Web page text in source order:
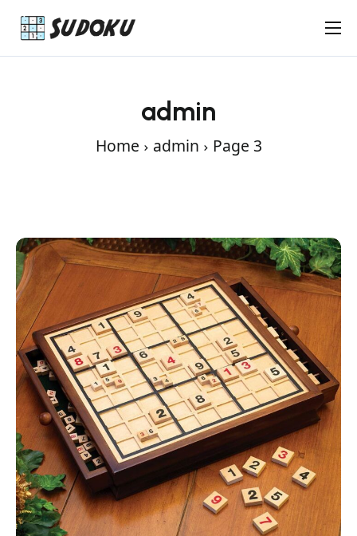
Keskivaikea Sudoku
admin
Home admin Page 3